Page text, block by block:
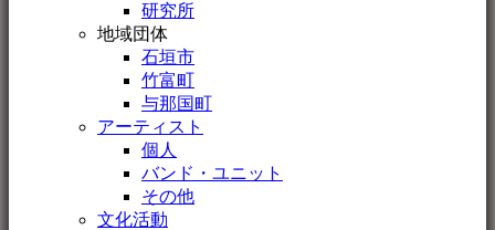
研究所
地域団体
石垣市
竹富町
与那国町
アーティスト
個人
バンド・ユニット
その他
文化活動